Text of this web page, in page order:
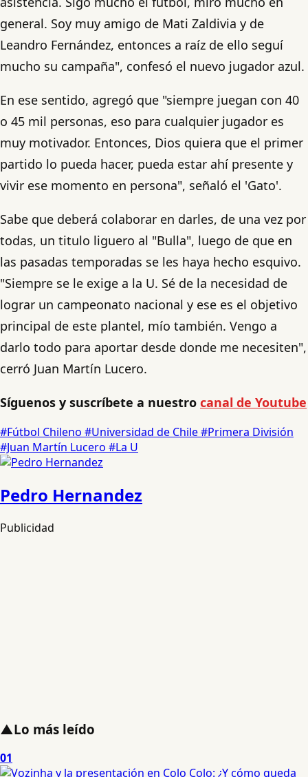
general. Soy muy amigo de Mati Zaldivia y de
Leandro Fernández, entonces a raíz de ello seguí
mucho su campaña", confesó el nuevo jugador azul.
En ese sentido, agregó que "siempre juegan con 40
o 45 mil personas, eso para cualquier jugador es
muy motivador. Entonces, Dios quiera que el primer
partido lo pueda hacer, pueda estar ahí presente y
vivir ese momento en persona", señaló el 'Gato'.
Sabe que deberá colaborar en darles, de una vez por
todas, un titulo liguero al "Bulla", luego de que en
las pasadas temporadas se les haya hecho esquivo.
"Siempre se le exige a la U. Sé de la necesidad de
lograr un campeonato nacional y ese es el objetivo
principal de este plantel, mío también. Vengo a
darlo todo para aportar desde donde me necesiten",
cerró Juan Martín Lucero.
Síguenos y suscríbete a nuestro canal de Youtube
#Fútbol Chileno #Universidad de Chile#Primera División
#Juan Martín Lucero #La U
Pedro Hernandez
Publicidad
▲Lo más leído
01